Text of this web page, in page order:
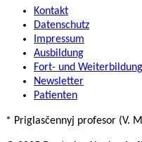
Kontakt
Datenschutz
Impressum
Ausbildung
Fort- und Weiterbildung
Newsletter
Patienten
* Priglasčennyj profesor (V.